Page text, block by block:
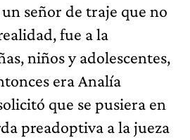
señor de traje que no
fue a la
niños y adolescentes,
era Analía
que se pusiera en
preadoptiva a la jueza